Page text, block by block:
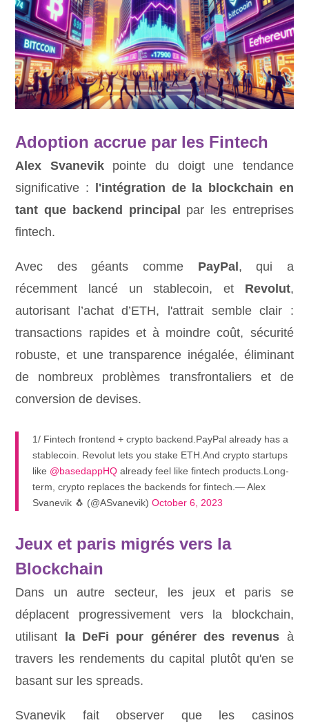
Adoption accrue par les Fintech
Alex Svanevikpointe du doigt une tendance
significative : l'intégration de la blockchain en
tant que backend principal par les entreprises
fintech.
Avec des géants comme PayPal, qui a
récemment lancé un stablecoin, et Revolut,
autorisant l’achat d’ETH, l'attrait semble clair :
transactions rapides et à moindre coût, sécurité
robuste, et une transparence inégalée, éliminant
de nombreux problèmes transfrontaliers et de
conversion de devises.
1/ Fintech frontend + crypto backend.PayPal already has a
stablecoin. Revolut lets you stake ETH.And crypto startups
like @basedappHQ already feel like fintech products.Long-
term, crypto replaces the backends for fintech.— Alex
Svanevik 🐧 (@ASvanevik)October 6, 2023
Jeux et paris migrés vers la
Blockchain
Dans un autre secteur, les jeux et paris se
déplacent progressivement vers la blockchain,
utilisant la DeFi pour générer des revenus à
travers les rendements du capital plutôt qu'en se
basant sur les spreads.
Svanevik fait observer que les casinos